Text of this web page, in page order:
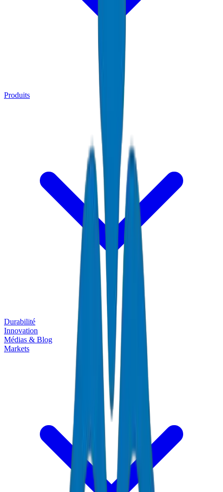
Produits
Durabilité
Innovation
Médias & Blog
Markets